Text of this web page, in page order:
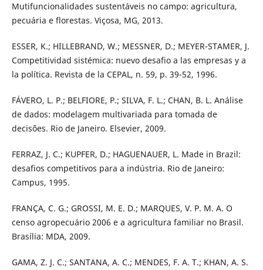
Mutifuncionalidades sustentáveis no campo: agricultura,
pecuária e florestas. Viçosa, MG, 2013.
ESSER, K.; HILLEBRAND, W.; MESSNER, D.; MEYER-STAMER, J.
Competitividad sistémica: nuevo desafio a las empresas y a
la política. Revista de la CEPAL, n. 59, p. 39-52, 1996.
FÁVERO, L. P.; BELFIORE, P.; SILVA, F. L.; CHAN, B. L. Análise
de dados: modelagem multivariada para tomada de
decisões. Rio de Janeiro. Elsevier, 2009.
FERRAZ, J. C.; KUPFER, D.; HAGUENAUER, L. Made in Brazil:
desafios competitivos para a indústria. Rio de Janeiro:
Campus, 1995.
FRANÇA, C. G.; GROSSI, M. E. D.; MARQUES, V. P. M. A. O
censo agropecuário 2006 e a agricultura familiar no Brasil.
Brasília: MDA, 2009.
GAMA, Z. J. C.; SANTANA, A. C.; MENDES, F. A. T.; KHAN, A. S.